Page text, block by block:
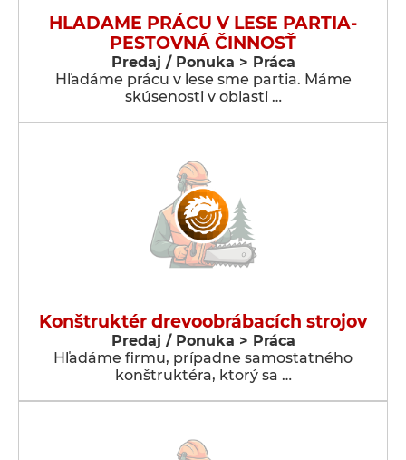
HLADAME PRÁCU V LESE PARTIA-
PESTOVNÁ ČINNOSŤ
Predaj / Ponuka > Práca
Hľadáme prácu v lese sme partia. Máme
skúsenosti v oblasti …
Konštruktér drevoobrábacích strojov
Predaj / Ponuka > Práca
Hľadáme firmu, prípadne samostatného
konštruktéra, ktorý sa …